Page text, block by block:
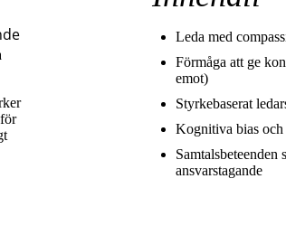
Leda med
Förmåga att ge
emot)
Styrkebaserat
Kognitiva bias
ansvarstagande